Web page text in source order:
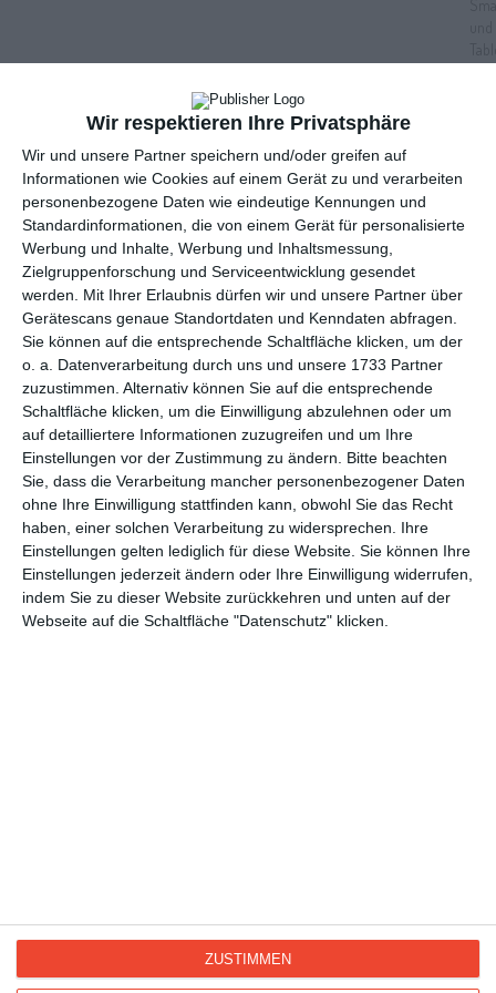
Wir respektieren Ihre Privatsphäre
Wir und unsere Partner speichern und/oder greifen auf
Informationen wie Cookies auf einem Gerät zu und verarbeiten
personenbezogene Daten wie eindeutige Kennungen und
Standardinformationen, die von einem Gerät für personalisierte
Werbung und Inhalte, Werbung und Inhaltsmessung,
Zielgruppenforschung und Serviceentwicklung gesendet
werden.
Mit Ihrer Erlaubnis dürfen wir und unsere Partner über
Gerätescans genaue Standortdaten und Kenndaten abfragen.
Sie können auf die entsprechende Schaltfläche klicken, um der
o. a. Datenverarbeitung durch uns und unsere 1733 Partner
zuzustimmen. Alternativ können Sie auf die entsprechende
Schaltfläche klicken, um die Einwilligung abzulehnen oder um
auf detailliertere Informationen zuzugreifen und um Ihre
Einstellungen vor der Zustimmung zu ändern.
Bitte beachten
Sie, dass die Verarbeitung mancher personenbezogener Daten
ohne Ihre Einwilligung stattfinden kann, obwohl Sie das Recht
haben, einer solchen Verarbeitung zu widersprechen. Ihre
Einstellungen gelten lediglich für diese Website. Sie können Ihre
Einstellungen jederzeit ändern oder Ihre Einwilligung widerrufen,
indem Sie zu dieser Website zurückkehren und unten auf der
Webseite auf die Schaltfläche "Datenschutz" klicken.
ZUSTIMMEN
Anzeige
Super-Ferien